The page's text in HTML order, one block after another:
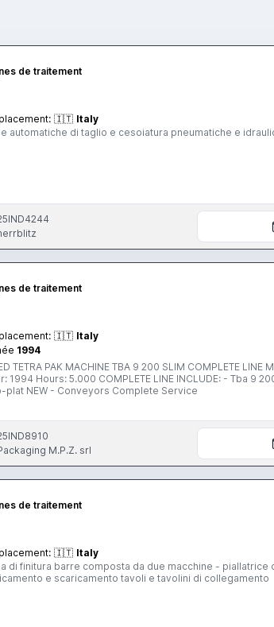
de traitement
🇮🇹 Italy
automatiche di taglio e cesoiatura pneumatiche e
de traitement
🇮🇹 Italy
1994
TETRA PAK MACHINE TBA 9 200 SLIM COMPLETE
1994 Hours: 5.000 COMPLETE LINE INCLUDE: - Tba
plat NEW - Conveyors Complete Service
M.P.Z. srl
de traitement
🇮🇹 Italy
di finitura barre composta da due macchine -
e scaricamento tavoli e tavolini di collegamento